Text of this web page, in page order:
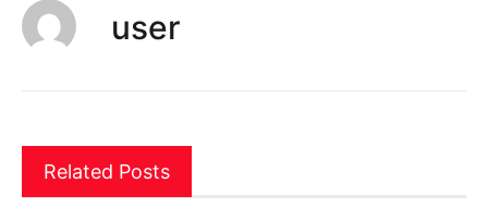
user
Related Posts